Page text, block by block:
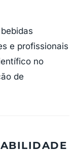
e profissionais
no
de